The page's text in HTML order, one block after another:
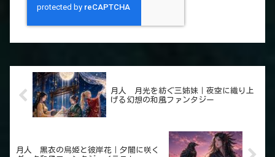
月人 月光を紡ぐ三姉妹｜夜空に織り上
げる幻想の和風ファンタジー
月人 黒衣の烏姫と彼岸花｜夕闇に咲く